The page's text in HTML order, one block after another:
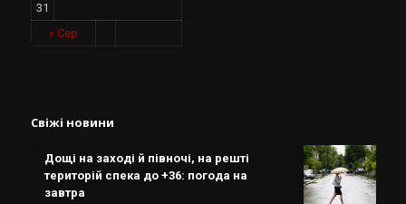
« Сер
31
Свіжі новини
Дощі на заході й півночі, на решті
територій спека до +36: погода на
завтра